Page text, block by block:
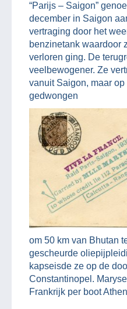
“Parijs – Saigon”
december in Saigon
vertraging door het
benzinetank waardoor
verloren ging. De
veelbewogener. Ze
vanuit Saigon, maar
gedwongen
om 50 km van Bhutan
gescheurde
kapseisde ze op de
Constantinopel.
Frankrijk per boot